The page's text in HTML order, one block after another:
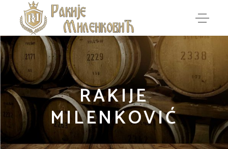
RAKIJE
MILENKOVIĆ